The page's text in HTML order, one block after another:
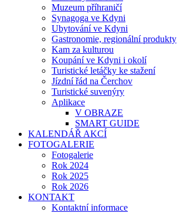
Muzeum příhraničí
Synagoga ve Kdyni
Ubytování ve Kdyni
Gastronomie, regionální produkty
Kam za kulturou
Koupání ve Kdyni i okolí
Turistické letáčky ke stažení
Jízdní řád na Čerchov
Turistické suvenýry
Aplikace
V OBRAZE
SMART GUIDE
KALENDÁŘ AKCÍ
FOTOGALERIE
Fotogalerie
Rok 2024
Rok 2025
Rok 2026
KONTAKT
Kontaktní informace